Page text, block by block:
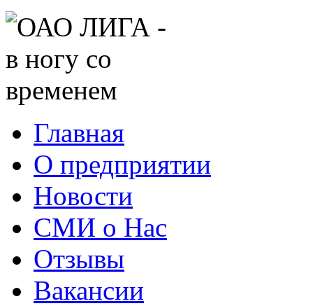
Главная
О предприятии
Новости
СМИ о Нас
Отзывы
Вакансии